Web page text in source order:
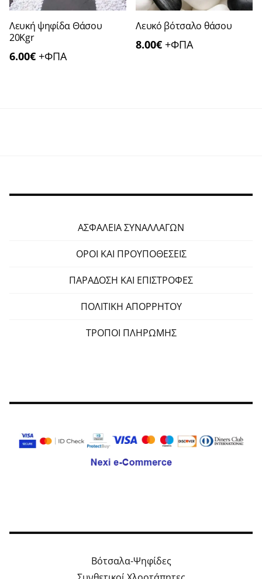
Λευκή ψηφίδα Θάσου
20Kgr
6.00€ +ΦΠΑ
Λευκό βότσαλο θάσου
8.00€ +ΦΠΑ
ΑΣΦΑΛΕΙΑ ΣΥΝΑΛΛΑΓΩΝ
ΟΡΟΙ ΚΑΙ ΠΡΟΥΠΟΘΕΣΕΙΣ
ΠΑΡΑΔΟΣΗ ΚΑΙ ΕΠΙΣΤΡΟΦΕΣ
ΠΟΛΙΤΙΚΗ ΑΠΟΡΡΗΤΟΥ
ΤΡΟΠΟΙ ΠΛΗΡΩΜΗΣ
Βότσαλα-Ψηφίδες